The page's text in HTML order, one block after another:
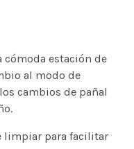
cómoda estación de
al modo de
cambios de pañal
limpiar para facilitar